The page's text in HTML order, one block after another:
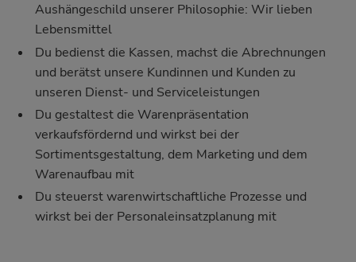
Aushängeschild unserer Philosophie: Wir lieben
Lebensmittel
Du bedienst die Kassen, machst die Abrechnungen
und berätst unsere Kundinnen und Kunden zu
unseren Dienst- und Serviceleistungen
Du gestaltest die Warenpräsentation
verkaufsfördernd und wirkst bei der
Sortimentsgestaltung, dem Marketing und dem
Warenaufbau mit
Du steuerst warenwirtschaftliche Prozesse und
wirkst bei der Personaleinsatzplanung mit